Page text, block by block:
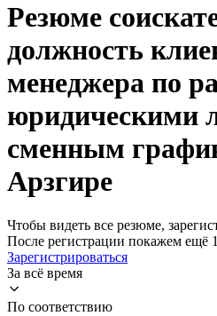
Резюме
должность
менеджера по
юридическими
сменным
Арзгире
Чтобы видеть все резюме,
После регистрации покажем ещё
Зарегистрироваться
За всё время
По соответствию